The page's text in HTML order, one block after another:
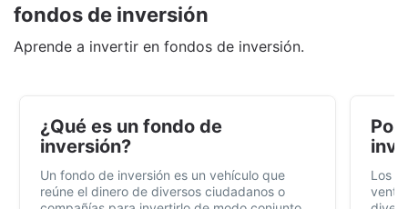
fondos de inversión
Aprende a invertir en fondos de inversión.
¿Qué es un fondo de
inversión?
Un fondo de inversión es un vehículo que
reúne el dinero de diversos ciudadanos o
Por
Los